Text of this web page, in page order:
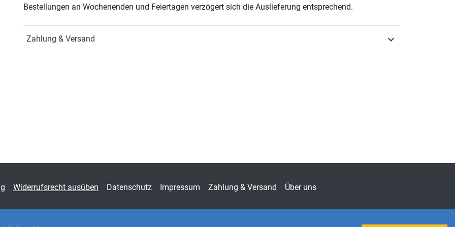
ISBN
Bestellungen an Wochenenden und Feiertagen verzögert sich die Auslieferung entsprechend.
Zahlung & Versand
Widerrufsrecht ausüben Datenschutz Impressum Zahlung & Versand Über uns